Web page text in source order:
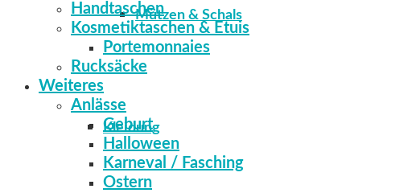
Mützen & Schals
Kleidung
Handtaschen
Kosmetiktaschen & Etuis
Portemonnaies
Rucksäcke
Weiteres
Anlässe
Geburt
Halloween
Karneval / Fasching
Ostern